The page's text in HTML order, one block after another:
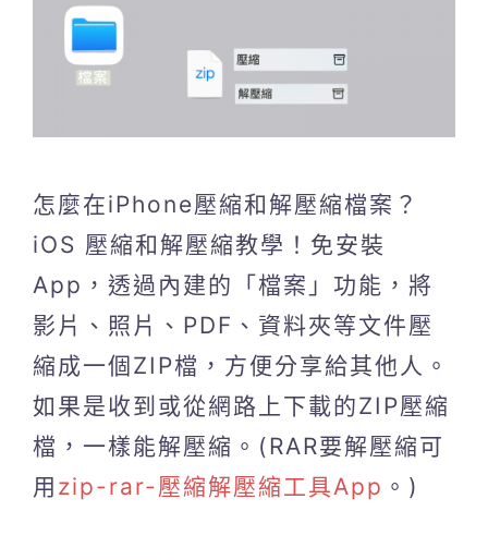
怎麼在iPhone壓縮和解壓縮檔案？
iOS 壓縮和解壓縮教學！免安裝
App，透過內建的「檔案」功能，將
影片、照片、PDF、資料夾等文件壓
縮成一個ZIP檔，方便分享給其他人。
如果是收到或從網路上下載的ZIP壓縮
檔，一樣能解壓縮。(RAR要解壓縮可
用 zip-rar-壓縮解壓縮工具App 。)